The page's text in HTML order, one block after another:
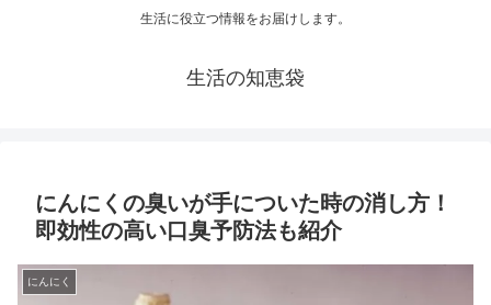
生活に役立つ情報をお届けします。
生活の知恵袋
にんにくの臭いが手についた時の消し方！
即効性の高い口臭予防法も紹介
にんにく